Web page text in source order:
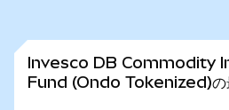
Invesco DB Commodity
Fund (Ondo Tokenized)の